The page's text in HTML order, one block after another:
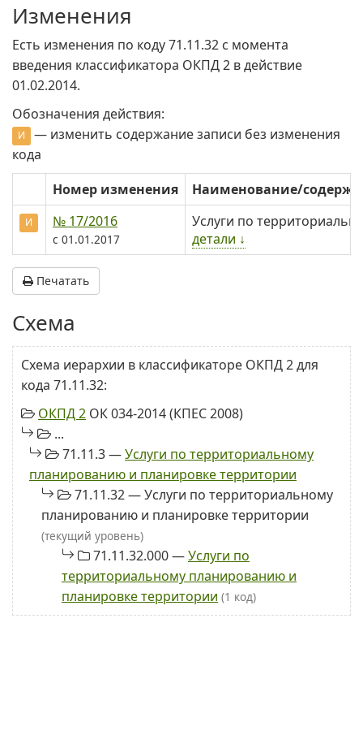
Изменения
Есть изменения по коду 71.11.32 c момента
введения классификатора ОКПД 2 в действие
01.02.2014.
Обозначения действия:
И
— изменить содержание записи без изменения
кода
Номер изменения
Наименование/
И № 17/2016
с 01.01.2017
Услуги по
детали ↓
Печатать
Схема
Схема иерархии в классификаторе ОКПД 2 для
кода 71.11.32:
ОКПД 2 ОК 034-2014 (КПЕС 2008)
...
71.11.3 —Услуги по территориальному
планированию и планировке территории
71.11.32 — Услуги по территориальному
планированию и планировке территории
(текущий уровень)
71.11.32.000 —Услуги по
территориальному планированию и
планировке территории (1 код)